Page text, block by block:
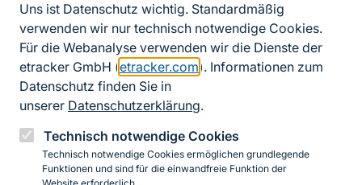
Uns ist Datenschutz wichtig. Standardmäßig
verwenden wir nur technisch notwendige Cookies.
Für die Webanalyse verwenden wir die Dienste der
etracker GmbH (etracker.com ). Informationen zum
Datenschutz finden Sie in
unserer Datenschutzerklärung.
Technisch notwendige Cookies
Technisch notwendige Cookies ermöglichen grundlegende
Funktionen und sind für die einwandfreie Funktion der
FußzeileKontakt zum BfN
Kontaktformular
Erklärung zur Barrierefreiheit
Impressum
Datenschutz